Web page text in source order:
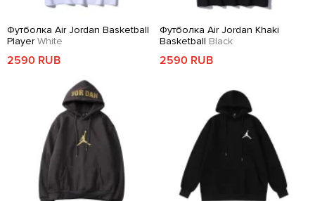
Футболка Air Jordan Basketball
PlayerWhite
2590 RUB
Футболка Air Jordan Khaki
Basketball Black
2590 RUB